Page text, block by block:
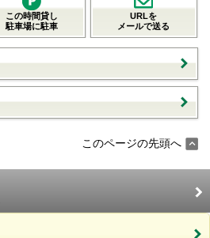
この時間貸し
駐車場に駐車
URLを
メールで送る
このページの先頭へ